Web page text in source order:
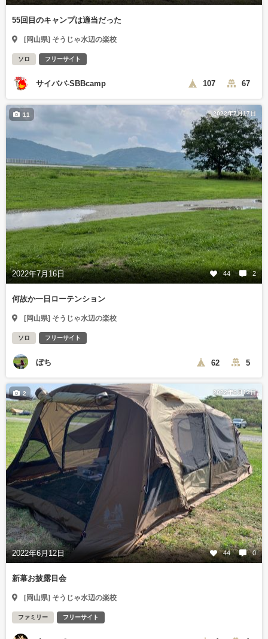
55回目のキャンプは適当だった
[岡山県] そうじゃ水辺の楽校
ソロ フリーサイト
サイババ-SBBcamp 107 67
2022年7月17日
2022年7月16日 44 2
11
何故か一日ローテンション
[岡山県] そうじゃ水辺の楽校
ソロ フリーサイト
ぼち 62 5
2022年6月13日
2022年6月12日 44 0
2
新幕お披露目会
[岡山県] そうじゃ水辺の楽校
ファミリー フリーサイト